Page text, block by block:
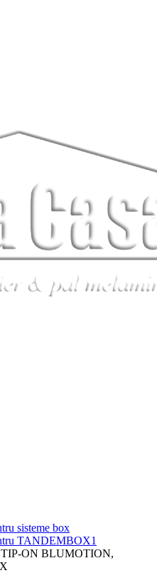
sisteme box
TANDEMBOX1
TIP-ON BLUMOTION,